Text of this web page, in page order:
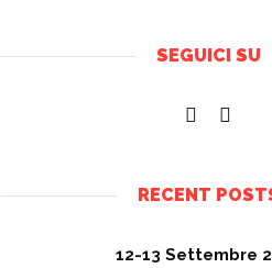
SEGUICI SU
RECENT
12-13 Settembre